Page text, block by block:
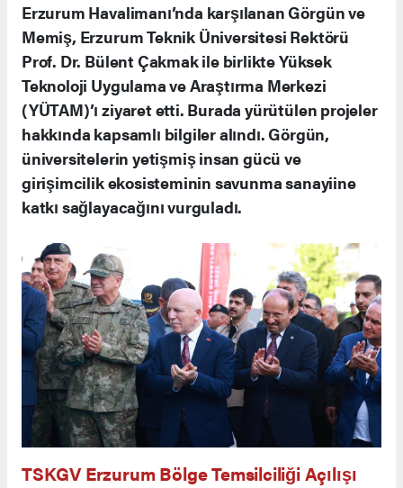
Erzurum Havalimanı’nda karşılanan Görgün ve
Memiş, Erzurum Teknik Üniversitesi Rektörü
Prof. Dr. Bülent Çakmak ile birlikte Yüksek
Teknoloji Uygulama ve Araştırma Merkezi
(YÜTAM)’ı ziyaret etti. Burada yürütülen projeler
hakkında kapsamlı bilgiler alındı. Görgün,
üniversitelerin yetişmiş insan gücü ve
girişimcilik ekosisteminin savunma sanayiine
katkı sağlayacağını vurguladı.
TSKGV Erzurum Bölge Temsilciliği Açılışı